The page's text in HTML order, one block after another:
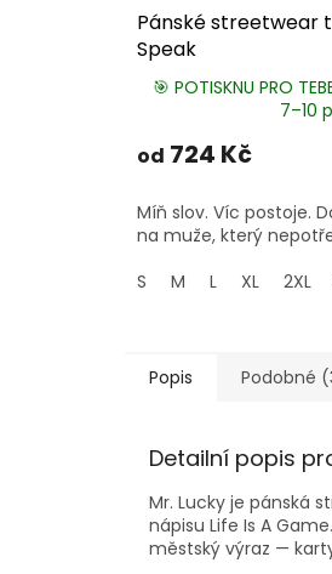
Pánské streetwear
Speak
🎯 POTISKNU PRO
7–10
od 724 Kč
Míň slov. Víc postoje.
na muže, který
S
M L XL 2XL
Popis Podobné
Detailní popis
Mr. Lucky je pánská
nápisu Life Is A
městský výraz —